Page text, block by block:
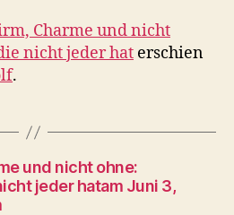
Charme und nicht
nicht jeder hat erschien
.
und nicht ohne:
jeder hatam Juni 3,